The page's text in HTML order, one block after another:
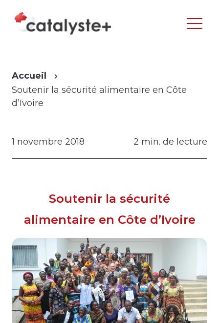
Accueil
Soutenir la sécurité alimentaire en Côte
d’Ivoire
1 novembre 2018 2 min. de lecture
Soutenir la sécurité
alimentaire en Côte d’Ivoire